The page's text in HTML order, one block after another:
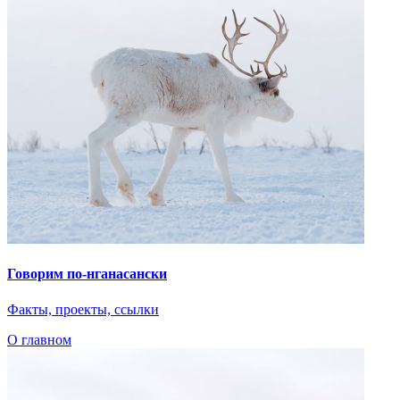
Говорим по-нганасански
Факты, проекты, ссылки
О главном